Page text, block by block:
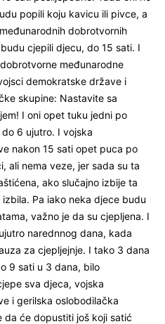
popili koju kavicu ili pivce, a
dobrotvornih
cjepili djecu, do 15 sati. I
međunarodne
demokratske države i
skupine: Nastavite sa
I oni opet tuku jedni po
6 ujutro. I vojska
nakon 15 sati opet puca po
ali nema veze, jer sada su ta
ako slučajno izbije ta
Pa iako neka djece budu
važno je da su cjepljena. I
narednnog dana, kada
za cjepljejnje. I tako 3 dana
9 sati u 3 dana, bilo
sva djeca, vojska
i gerilska oslobodilačka
da će dopustiti još koji satić